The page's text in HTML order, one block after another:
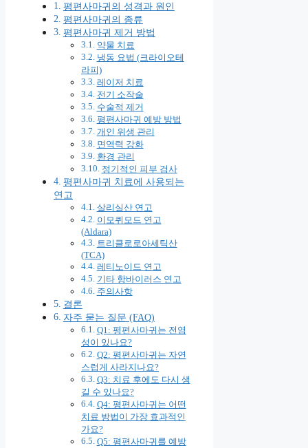
평편사마귀의 성격과 원인
평편사마귀의 종류
평편사마귀 제거 방법
약물 치료
냉동 요법 (크라이오테
라피)
레이저 치료
전기 소작술
수술적 제거
평편사마귀 예방 방법
개인 위생 관리
면역력 강화
환경 관리
정기적인 피부 검사
평편사마귀 치료에 사용되는
연고
살리실산 연고
이모퀴모드 연고
(Aldara)
트리클로로아세틱산
(TCA)
레티노이드 연고
기타 항바이러스 연고
주의사항
결론
자주 묻는 질문 (FAQ)
Q1: 평편사마귀는 전염
성이 있나요?
Q2: 평편사마귀는 자연
스럽게 사라지나요?
Q3: 치료 후에도 다시 생
길 수 있나요?
Q4: 평편사마귀는 어떤
치료 방법이 가장 효과적인
가요?
Q5: 평편사마귀를 예방